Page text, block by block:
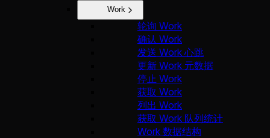
Work
轮询 Work
确认 Work
发送 Work 心跳
更新 Work 元数据
停止 Work
获取 Work
列出 Work
获取 Work 队列统计
Work 数据结构